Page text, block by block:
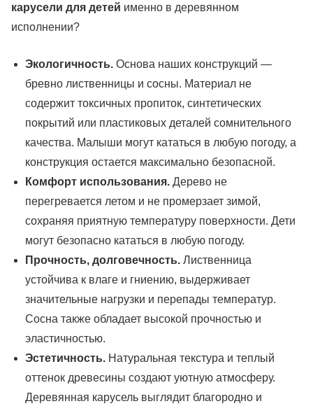
карусели для детей именно в деревянном
исполнении?
Экологичность. Основа наших конструкций —
бревно лиственницы и сосны. Материал не
содержит токсичных пропиток, синтетических
покрытий или пластиковых деталей сомнительного
качества. Малыши могут кататься в любую погоду, а
конструкция остается максимально безопасной.
Комфорт использования. Дерево не
перегревается летом и не промерзает зимой,
сохраняя приятную температуру поверхности. Дети
могут безопасно кататься в любую погоду.
Прочность, долговечность. Лиственница
устойчива к влаге и гниению, выдерживает
значительные нагрузки и перепады температур.
Сосна также обладает высокой прочностью и
эластичностью.
Эстетичность. Натуральная текстура и теплый
оттенок древесины создают уютную атмосферу.
Деревянная карусель выглядит благородно и